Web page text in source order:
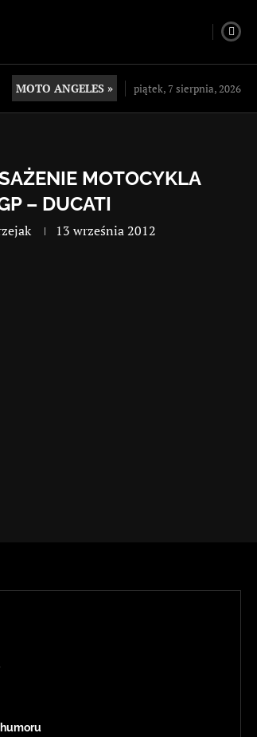
MOTO ANGELES » piątek, 7 sierpnia, 2026
MOTOCYKLA
– DUCATI
13 września 2012